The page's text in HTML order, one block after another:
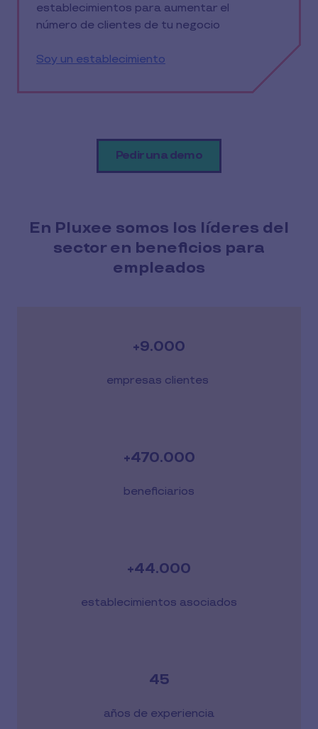
establecimientos para aumentar el
número de clientes de tu negocio
Soy un establecimiento
Pedir una demo
En Pluxee somos los líderes del
sector en beneficios para
empleados
+9.000
empresas clientes
+470.000
beneficiarios
+44.000
establecimientos asociados
45
años de experiencia